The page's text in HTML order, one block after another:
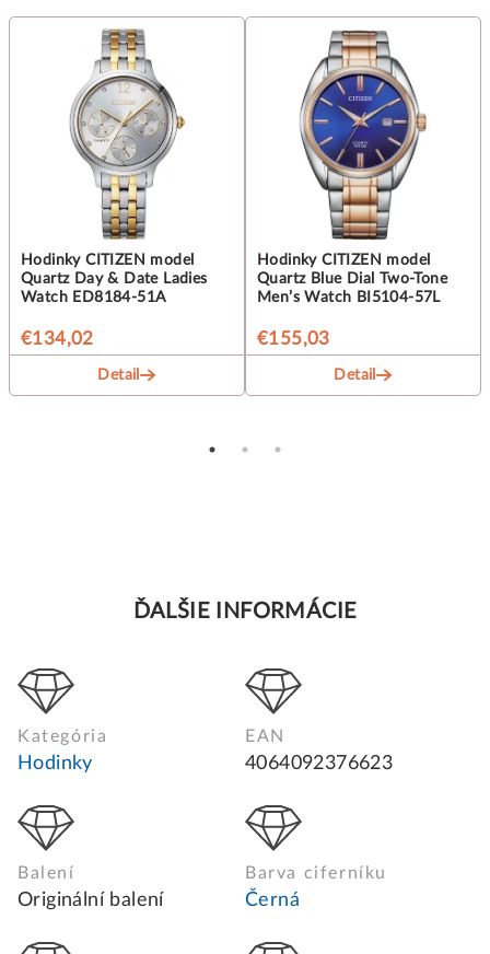
Hodinky CITIZEN model
Quartz Day & Date Ladies
Watch ED8184-51A
€134,02
Detail
Hodinky CITIZEN model
Quartz Blue Dial Two-Tone
Men’s Watch BI5104-57L
€155,03
Detail
ĎALŠIE INFORMÁCIE
Kategória
Hodinky
EAN
4064092376623
Balení
Originální balení
Barva ciferníku
Černá